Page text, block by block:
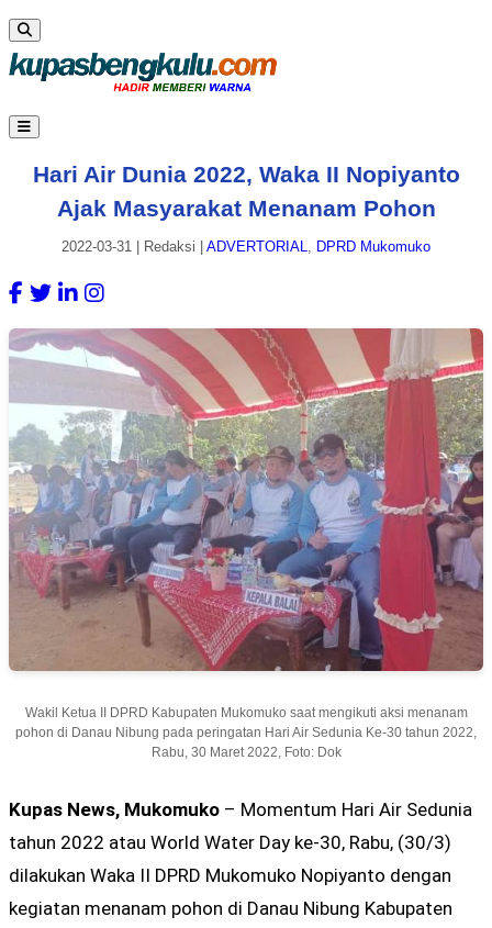
Hari Air Dunia 2022, Waka II Nopiyanto
Ajak Masyarakat Menanam Pohon
2022-03-31 Redaksi ADVERTORIAL, DPRD Mukomuko
Wakil Ketua II DPRD Kabupaten Mukomuko saat mengikuti aksi menanam
pohon di Danau Nibung pada peringatan Hari Air Sedunia Ke-30 tahun 2022,
Rabu, 30 Maret 2022, Foto: Dok
Kupas News, Mukomuko – Momentum Hari Air Sedunia
tahun 2022 atau World Water Day ke-30, Rabu, (30/3)
dilakukan Waka II DPRD Mukomuko Nopiyanto dengan
kegiatan menanam pohon di Danau Nibung Kabupaten